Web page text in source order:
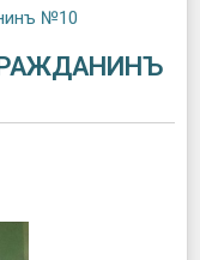
№10